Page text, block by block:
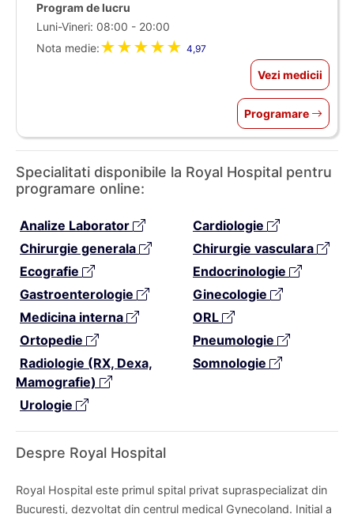
Program de lucru
Luni-Vineri: 08:00 - 20:00
Nota medie:★★★★★ 4,97
Vezi medicii
Programare
Specialitati disponibile la Royal Hospital pentru
programare online:
Analize Laborator
Cardiologie
Chirurgie generala
Chirurgie vasculara
Ecografie
Endocrinologie
Gastroenterologie
Ginecologie
Medicina interna
ORL
Ortopedie
Pneumologie
Radiologie (RX, Dexa,
Mamografie)
Somnologie
Urologie
Despre Royal Hospital
Royal Hospital este primul spital privat supraspecializat din
București, dezvoltat din centrul medical Gynecoland. Inițial a